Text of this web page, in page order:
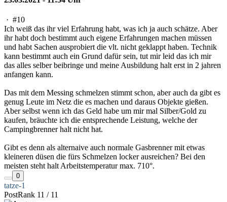
· #10
Ich weiß das ihr viel Erfahrung habt, was ich ja auch schätze. Aber
ihr habt doch bestimmt auch eigene Erfahrungen machen müssen
und habt Sachen ausprobiert die vlt. nicht geklappt haben. Technik
kann bestimmt auch ein Grund dafür sein, tut mir leid das ich mir
das alles selber beibringe und meine Ausbildung halt erst in 2 jahren
anfangen kann.
Das mit dem Messing schmelzen stimmt schon, aber auch da gibt es
genug Leute im Netz die es machen und daraus Objekte gießen.
Aber selbst wenn ich das Geld habe um mir mal Silber/Gold zu
kaufen, bräuchte ich die entsprechende Leistung, welche der
Campingbrenner halt nicht hat.
Gibt es denn als alternaive auch normale Gasbrenner mit etwas
kleineren düsen die fürs Schmelzen locker ausreichen? Bei den
meisten steht halt Arbeitstemperatur max. 710°.
0
tatze-1
PostRank 11 / 11